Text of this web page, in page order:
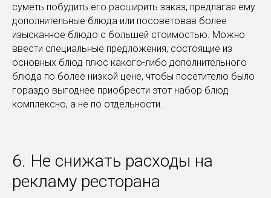
суметь побудить его расширить заказ, предлагая ему
дополнительные блюда или посоветовав более
изысканное блюдо с большей стоимостью. Можно
ввести специальные предложения, состоящие из
основных блюд плюс какого-либо дополнительного
блюда по более низкой цене, чтобы посетителю было
гораздо выгоднее приобрести этот набор блюд
комплексно, а не по отдельности.
6. Не снижать расходы на
рекламу ресторана